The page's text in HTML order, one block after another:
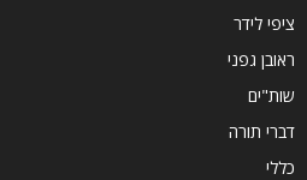
ציפי לידר
ראובן גפני
שות"ים
דברי תורה
כללי